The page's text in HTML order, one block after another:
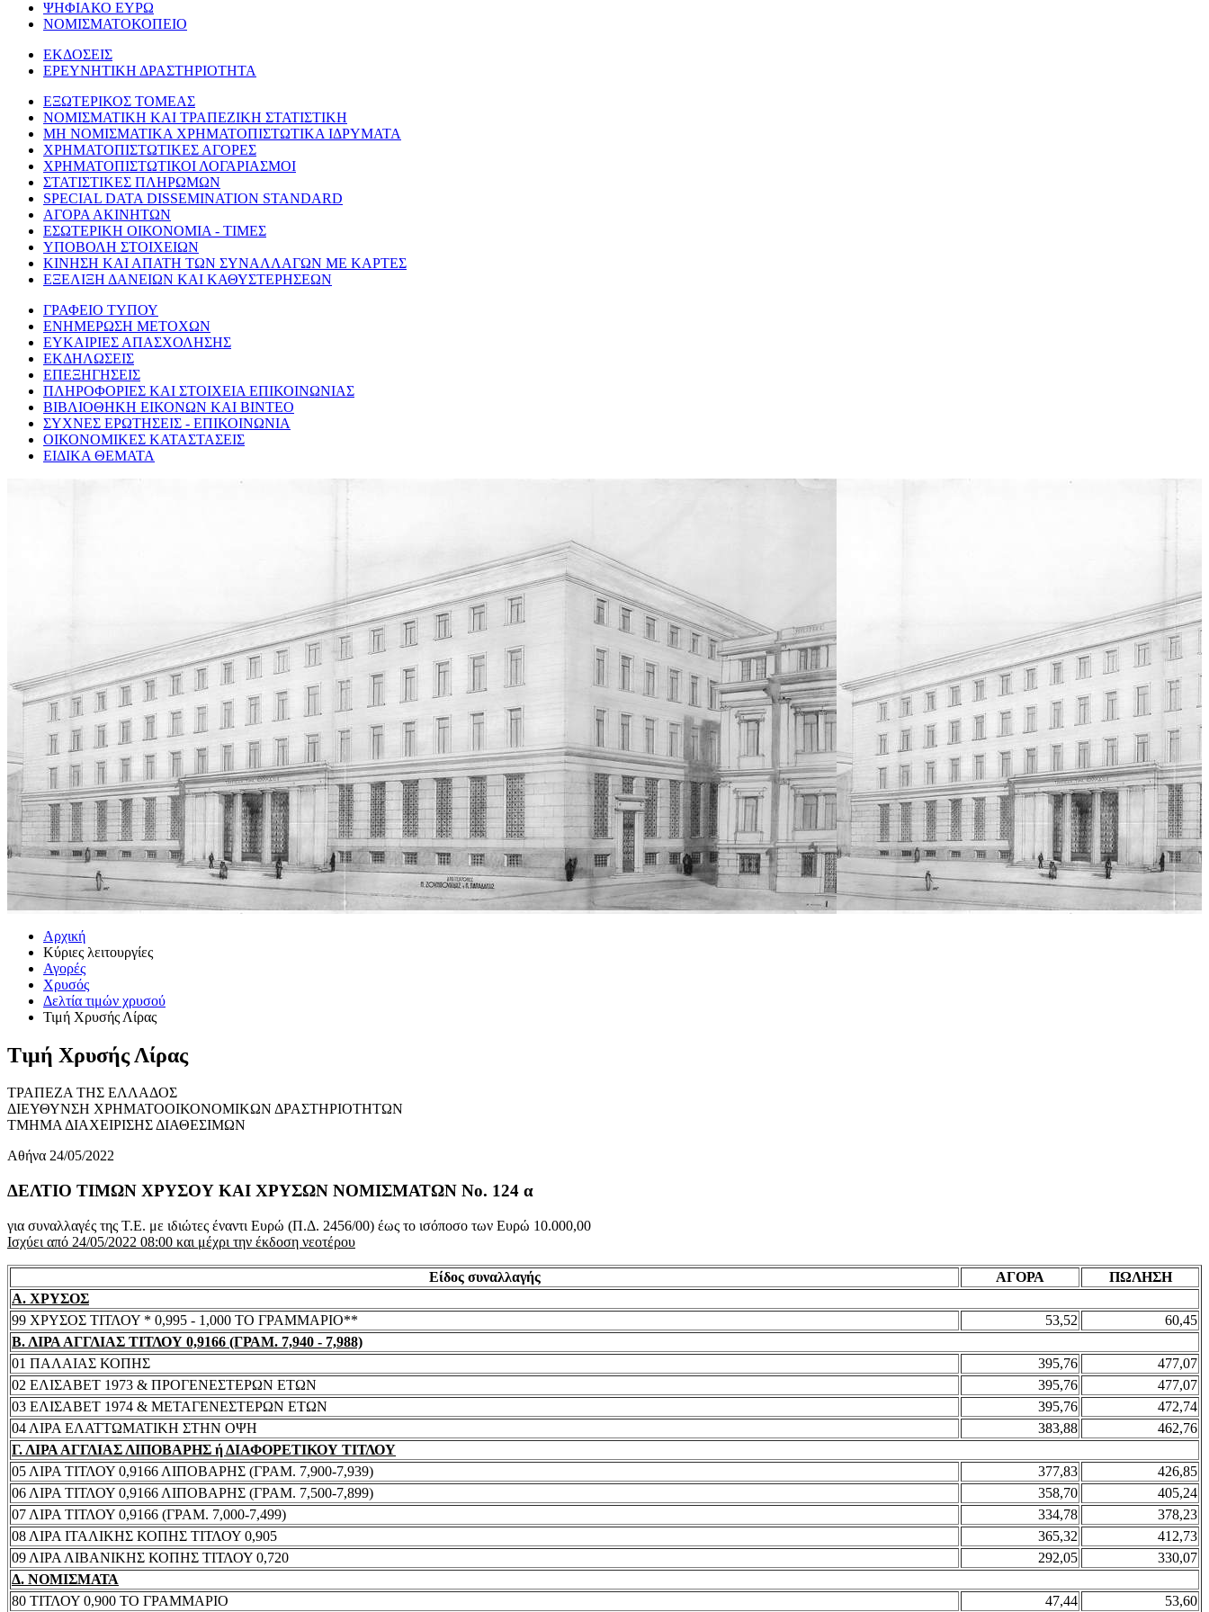
ΨΗΦΙΑΚΟ ΕΥΡΩ
ΝΟΜΙΣΜΑΤΟΚΟΠΕΙΟ
ΕΚΔΟΣΕΙΣ
ΕΡΕΥΝΗΤΙΚΗ ΔΡΑΣΤΗΡΙΟΤΗΤΑ
ΕΞΩΤΕΡΙΚΟΣ ΤΟΜΕΑΣ
ΝΟΜΙΣΜΑΤΙΚΗ ΚΑΙ ΤΡΑΠΕΖΙΚΗ ΣΤΑΤΙΣΤΙΚΗ
ΜΗ ΝΟΜΙΣΜΑΤΙΚΑ ΧΡΗΜΑΤΟΠΙΣΤΩΤΙΚΑ ΙΔΡΥΜΑΤΑ
ΧΡΗΜΑΤΟΠΙΣΤΩΤΙΚΕΣ ΑΓΟΡΕΣ
ΧΡΗΜΑΤΟΠΙΣΤΩΤΙΚΟΙ ΛΟΓΑΡΙΑΣΜΟΙ
ΣΤΑΤΙΣΤΙΚΕΣ ΠΛΗΡΩΜΩΝ
SPECIAL DATA DISSEMINATION STANDARD
ΑΓΟΡΑ ΑΚΙΝΗΤΩΝ
ΕΣΩΤΕΡΙΚΗ ΟΙΚΟΝΟΜΙΑ - ΤΙΜΕΣ
ΥΠΟΒΟΛΗ ΣΤΟΙΧΕΙΩΝ
ΚΙΝΗΣΗ ΚΑΙ ΑΠΑΤΗ ΤΩΝ ΣΥΝΑΛΛΑΓΩΝ ΜΕ ΚΑΡΤΕΣ
ΕΞΕΛΙΞΗ ΔΑΝΕΙΩΝ ΚΑΙ ΚΑΘΥΣΤΕΡΗΣΕΩΝ
ΓΡΑΦΕΙΟ ΤΥΠΟΥ
ΕΝΗΜΕΡΩΣΗ ΜΕΤΟΧΩΝ
ΕΥΚΑΙΡΙΕΣ ΑΠΑΣΧΟΛΗΣΗΣ
ΕΚΔΗΛΩΣΕΙΣ
ΕΠΕΞΗΓΗΣΕΙΣ
ΠΛΗΡΟΦΟΡΙΕΣ ΚΑΙ ΣΤΟΙΧΕΙΑ ΕΠΙΚΟΙΝΩΝΙΑΣ
ΒΙΒΛΙΟΘΗΚΗ ΕΙΚΟΝΩΝ ΚΑΙ ΒΙΝΤΕΟ
ΣΥΧΝΕΣ ΕΡΩΤΗΣΕΙΣ - ΕΠΙΚΟΙΝΩΝΙΑ
ΟΙΚΟΝΟΜΙΚΕΣ ΚΑΤΑΣΤΑΣΕΙΣ
ΕΙΔΙΚΑ ΘΕΜΑΤΑ
Αρχική
Κύριες λειτουργίες
Αγορές
Χρυσός
Δελτία τιμών χρυσού
Τιμή Χρυσής Λίρας
Τιμή Χρυσής Λίρας
ΤΡΑΠΕΖΑ ΤΗΣ ΕΛΛΑΔΟΣ
ΔΙΕΥΘΥΝΣΗ ΧΡΗΜΑΤΟΟΙΚΟΝΟΜΙΚΩΝ ΔΡΑΣΤΗΡΙΟΤΗΤΩΝ
ΤΜΗΜΑ ΔΙΑΧΕΙΡΙΣΗΣ ΔΙΑΘΕΣΙΜΩΝ
Αθήνα 24/05/2022
ΔΕΛΤΙΟ ΤΙΜΩΝ ΧΡΥΣΟΥ ΚΑΙ ΧΡΥΣΩΝ ΝΟΜΙΣΜΑΤΩΝ No. 124 α
για συναλλαγές της Τ.Ε. με ιδιώτες έναντι Ευρώ (Π.Δ. 2456/00) έως το ισόποσο των Ευρώ 10.000,00
Ισχύει από 24/05/2022 08:00 και μέχρι την έκδοση νεοτέρου
Είδος συναλλαγής ΑΓΟΡΑ
ΠΩΛΗΣΗ
Α. ΧΡΥΣΟΣ
99 ΧΡΥΣΟΣ ΤΙΤΛΟΥ * 0,995 - 1,000 ΤΟ ΓΡΑΜΜΑΡΙΟ**
53,52
60,45
Β. ΛΙΡΑ ΑΓΓΛΙΑΣ ΤΙΤΛΟΥ 0,9166 (ΓΡΑΜ. 7,940 - 7,988)
01 ΠΑΛΑΙΑΣ ΚΟΠΗΣ
395,76
477,07
02 ΕΛΙΣΑΒΕΤ 1973 & ΠΡΟΓΕΝΕΣΤΕΡΩΝ ΕΤΩΝ
395,76
477,07
03 ΕΛΙΣΑΒΕΤ 1974 & ΜΕΤΑΓΕΝΕΣΤΕΡΩΝ ΕΤΩΝ
395,76
472,74
04 ΛΙΡΑ ΕΛΑΤΤΩΜΑΤΙΚΗ ΣΤΗΝ ΟΨΗ
383,88
462,76
Γ. ΛΙΡΑ ΑΓΓΛΙΑΣ ΛΙΠΟΒΑΡΗΣ ή ΔΙΑΦΟΡΕΤΙΚΟΥ ΤΙΤΛΟΥ
05 ΛΙΡΑ ΤΙΤΛΟΥ 0,9166 ΛΙΠΟΒΑΡΗΣ (ΓΡΑΜ. 7,900-7,939)
377,83
426,85
06 ΛΙΡΑ ΤΙΤΛΟΥ 0,9166 ΛΙΠΟΒΑΡΗΣ (ΓΡΑΜ. 7,500-7,899)
358,70
405,24
07 ΛΙΡΑ ΤΙΤΛΟΥ 0,9166 (ΓΡΑΜ. 7,000-7,499)
334,78
378,23
08 ΛΙΡΑ ΙΤΑΛΙΚΗΣ ΚΟΠΗΣ ΤΙΤΛΟΥ 0,905
365,32
412,73
09 ΛΙΡΑ ΛΙΒΑΝΙΚΗΣ ΚΟΠΗΣ ΤΙΤΛΟΥ 0,720
292,05
330,07
Δ. ΝΟΜΙΣΜΑΤΑ
80 ΤΙΤΛΟΥ 0,900 ΤΟ ΓΡΑΜΜΑΡΙΟ
47,44 53,60